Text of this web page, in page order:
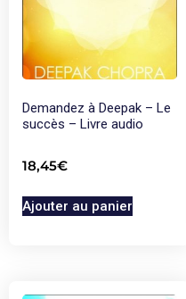
Demandez à Deepak – Le
succès – Livre audio
18,45€
Ajouter au panier